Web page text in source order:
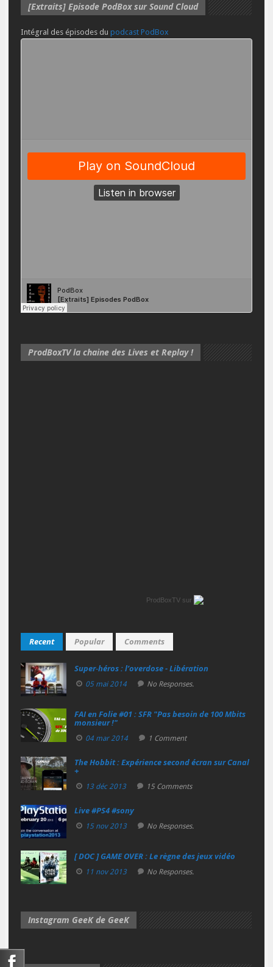
[Extraits] Episode PodBox sur Sound Cloud
Intégral des épisodes du podcast PodBox
ProdBoxTV la chaine des Lives et Replay !
ProdBoxTV sur
Recent Popular Comments
Super‑héros : l’overdose - Libération
05 mai 2014 No Responses.
FAI en Folie #01 : SFR "Pas besoin de 100 Mbits
monsieur !"
04 mar 2014 1 Comment
The Hobbit : Expérience second écran sur Canal
+
13 déc 2013 15 Comments
Live #PS4 #sony
15 nov 2013 No Responses.
[ DOC ] GAME OVER : Le règne des jeux vidéo
11 nov 2013 No Responses.
Instagram GeeK de GeeK